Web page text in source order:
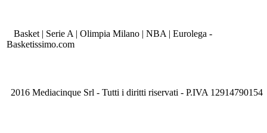
Basket | Serie A | Olimpia Milano | NBA | Eurolega -
Basketissimo.com
2016 Mediacinque Srl - Tutti i diritti riservati - P.IVA 12914790154